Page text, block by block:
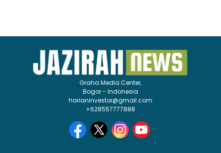
Graha Media Center,
Bogor - Indonesia
harianinvestor@gmail.com
+628557777888